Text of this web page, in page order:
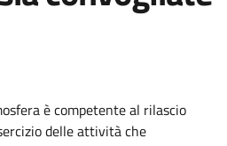
è competente al rilascio
delle attività che